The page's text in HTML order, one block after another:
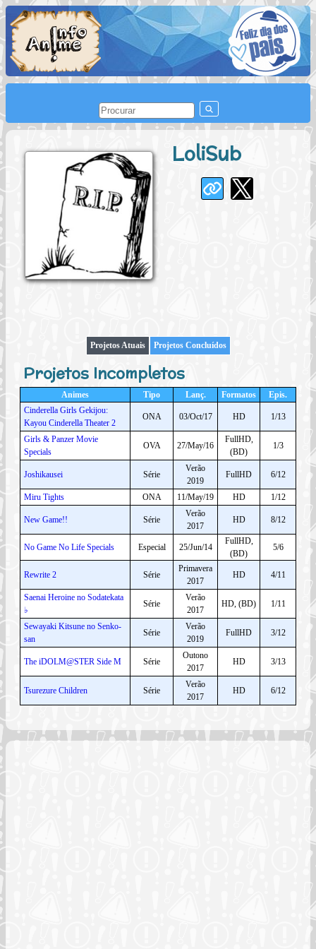
LoliSub
Projetos Atuais Projetos Concluídos
Projetos Incompletos
Animes Tipo Lanç. Formatos
Epis.
Cinderella Girls Gekijou:
Kayou Cinderella Theater 2
ONA 03/Oct/17 HD 1/13
Girls & Panzer Movie
Specials
OVA 27/May/16
FullHD,
(BD)
1/3
Joshikausei Série
Verão
2019
FullHD 6/12
Miru Tights ONA 11/May/19 HD 1/12
New Game!! Série
Verão
2017
HD 8/12
No Game No Life Specials Especial 25/Jun/14
FullHD,
(BD)
5/6
Rewrite 2 Série
Primavera
2017
HD 4/11
Saenai Heroine no Sodatekata
♭
Série
Verão
2017
HD, (BD) 1/11
Sewayaki Kitsune no Senko-
san
Série
Verão
2019
FullHD 3/12
The iDOLM@STER Side M Série
Outono
2017
HD 3/13
Tsurezure Children Série
Verão
2017
HD 6/12